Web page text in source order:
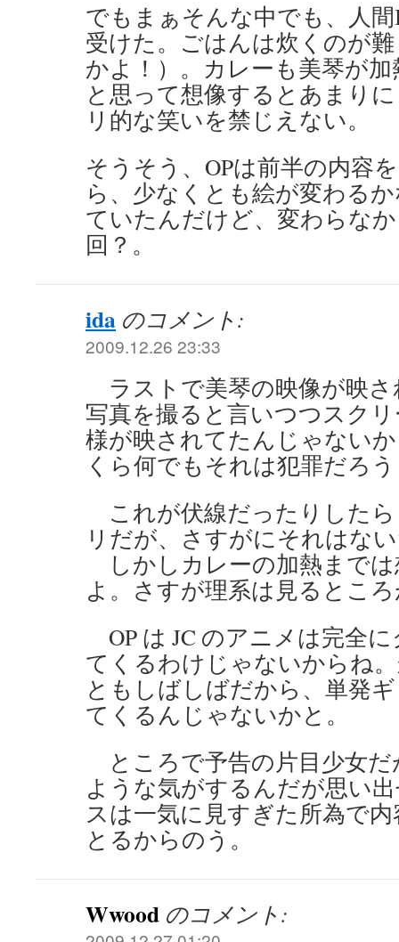
でもまぁそんな中でも、人
受けた。ごはんは炊くのが
かよ！）。カレーも美琴が
と思って想像するとあまり
リ的な笑いを禁じえない。
そうそう、OPは前半の内容
ら、少なくとも絵が変わる
ていたんだけど、変わらな
回？。
ida のコメント:
2009.12.26 23:33
ラストで美琴の映像が映
写真を撮ると言いつつスク
様が映されてたんじゃない
くら何でもそれは犯罪だろ
これが伏線だったりした
リだが、さすがにそれはな
しかしカレーの加熱まで
よ。さすが理系は見るとこ
OP は JC のアニメは完全
てくるわけじゃないからね
ともしばしばだから、単発
てくるんじゃないかと。
ところで予告の片目少女
ような気がするんだが思い
スは一気に見すぎた所為で
とるからのう。
Wwood のコメント: